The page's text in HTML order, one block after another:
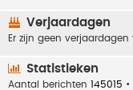
Verjaardagen
Er zijn geen verjaardagen
Statistieken
Aantal berichten 145015